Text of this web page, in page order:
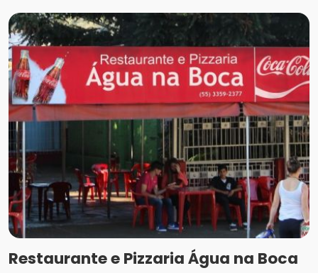
Restaurante e Pizzaria Água na Boca